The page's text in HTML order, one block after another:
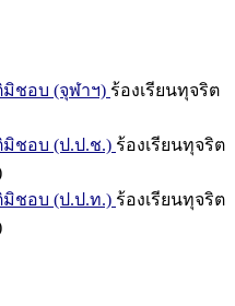
มิชอบ (จุฬาฯ) ร้องเรียนทุจริต
มิชอบ (ป.ป.ช.) ร้องเรียนทุจริต
มิชอบ (ป.ป.ท.) ร้องเรียนทุจริต